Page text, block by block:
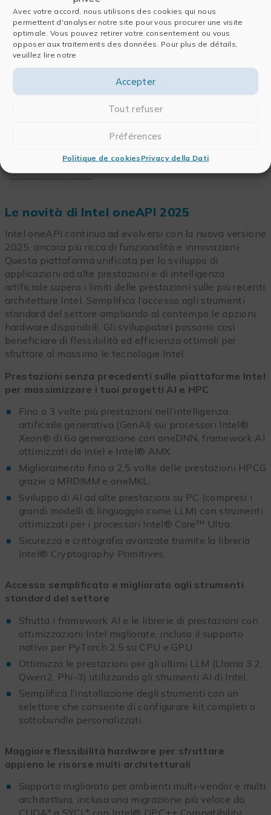
Avec votre accord, nous utilisons des cookies qui nous
permettent d'analyser notre site pour vous procurer une visite
optimale. Vous pouvez retirer votre consentement ou vous
opposer aux traitements des données. Pour plus de détails,
veuillez lire notre
Accepter
Tout refuser
Préférences
Politique de cookies Privacy della Dati
Le novità di Intel oneAPI 2025
Intel oneAPI continua ad evolversi con la nuova versione
2025, ancora più ricca di funzionalità e innovazioni.
Questa piattaforma unificata per lo sviluppo di
applicazioni ad alte prestazioni e di intelligenza
artificiale supera i limiti delle prestazioni sulle più recenti
architetture Intel. Semplifica l’accesso agli strumenti
standard del settore ampliando al contempo le opzioni
hardware disponibili. Gli sviluppatori possono così
beneficiare di flessibilità ed efficienza ottimali per
sfruttare al massimo le tecnologie Intel.
Prestazioni senza precedenti sulle piattaforme Intel
per massimizzare i tuoi progetti AI e HPC
Fino a 3 volte più prestazioni nell’intelligenza
artificiale generativa (GenAI) sui processori Intel®
Xeon® di 6a generazione con oneDNN, framework AI
ottimizzati da Intel e Intel® AMX.
Miglioramento fino a 2,5 volte delle prestazioni HPCG
grazie a MRDIMM e oneMKL.
Sviluppo di AI ad alte prestazioni su PC (compresi i
grandi modelli di linguaggio come LLM) con strumenti
ottimizzati per i processori Intel® Core™ Ultra.
Sicurezza e crittografia avanzate tramite la libreria
Intel® Cryptography Primitives.
Accesso semplificato e migliorato agli strumenti
standard del settore
Sfrutta i framework AI e le librerie di prestazioni con
ottimizzazioni Intel migliorate, incluso il supporto
nativo per PyTorch 2.5 su CPU e GPU.
Ottimizza le prestazioni per gli ultimi LLM (Llama 3.2,
Qwen2, Phi-3) utilizzando gli strumenti AI di Intel.
Semplifica l’installazione degli strumenti con un
selettore che consente di configurare kit completi o
sottobundle personalizzati.
Maggiore flessibilità hardware per sfruttare
appieno le risorse multi architetturali
Supporto migliorato per ambienti multi-vendor e multi
architettura, inclusa una migrazione più veloce da
CUDA* a SYCL* con Intel® DPC++ Compatibility